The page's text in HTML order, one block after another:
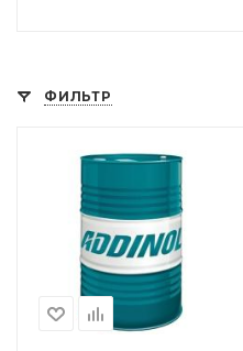
ФИЛЬТР